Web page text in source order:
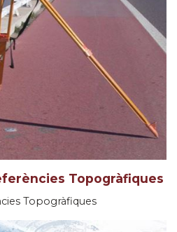
Topogràfiques
Topogràfiques